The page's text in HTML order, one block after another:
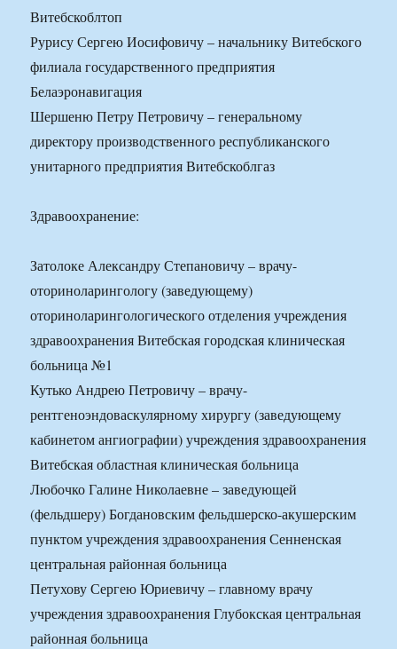
Витебскоблтоп
Рурису Сергею Иосифовичу – начальнику Витебского
филиала государственного предприятия
Белаэронавигация
Шершеню Петру Петровичу – генеральному
директору производственного республиканского
унитарного предприятия Витебскоблгаз
Здравоохранение:
Затолоке Александру Степановичу – врачу-
оториноларингологу (заведующему)
оториноларингологического отделения учреждения
здравоохранения Витебская городская клиническая
больница №1
Кутько Андрею Петровичу – врачу-
рентгеноэндоваскулярному хирургу (заведующему
кабинетом ангиографии) учреждения здравоохранения
Витебская областная клиническая больница
Любочко Галине Николаевне – заведующей
(фельдшеру) Богдановским фельдшерско-акушерским
пунктом учреждения здравоохранения Сенненская
центральная районная больница
Петухову Сергею Юриевичу – главному врачу
учреждения здравоохранения Глубокская центральная
районная больница